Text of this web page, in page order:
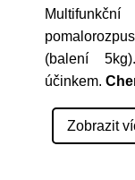
(balení
účinkem.
Zobrazit